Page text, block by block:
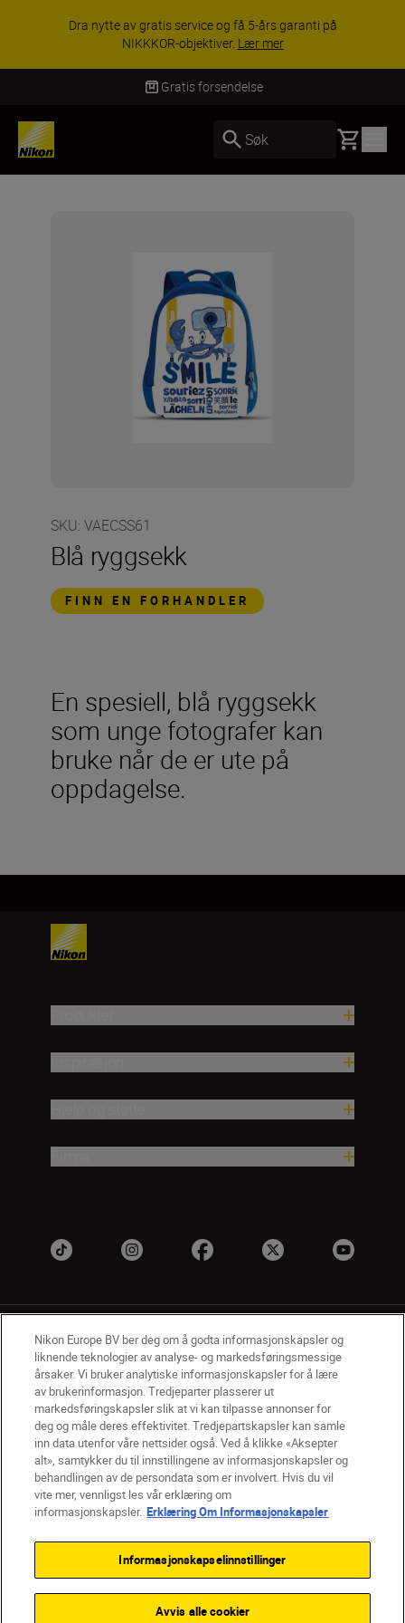
Dra nytte av gratis service og få 5-års garanti på
NIKKKOR-objektiver. Lær mer
Gratis forsendelse
Søk Basket
SKU: VAECSS61
Blå ryggsekk
FINN EN FORHANDLER
En spesiell, blå ryggsekk
som unge fotografer kan
bruke når de er ute på
oppdagelse.
NO Nikon Sites
Kontakt oss Personvernerklæring
Bruksvilkår
Vilkår og betingelser for Nikon Store
Erklæring Om Informasjonskapsler
Tilgjengelighet
Innstillinger for informasjonskapsler
© 2026 Nikon
Back to top
Nikon Europe BV ber deg om å godta informasjonskapsler og
liknende teknologier av analyse- og markedsføringsmessige
årsaker. Vi bruker analytiske informasjonskapsler for å lære
av brukerinformasjon. Tredjeparter plasserer ut
markedsføringskapsler slik at vi kan tilpasse annonser for
deg og måle deres effektivitet. Tredjepartskapsler kan samle
inn data utenfor våre nettsider også. Ved å klikke «Aksepter
alt», samtykker du til innstillingene av informasjonskapsler og
behandlingen av de persondata som er involvert. Hvis du vil
vite mer, vennligst les vår erklæring om
informasjonskapsler. Erklæring Om Informasjonskapsler
Informasjonskapselinnstillinger
Avvis alle cookier